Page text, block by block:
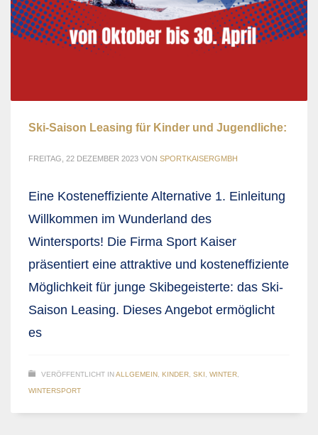
Ski-Saison Leasing für Kinder und Jugendliche:
FREITAG, 22 DEZEMBER 2023 VON SPORTKAISERGMBH
Eine Kosteneffiziente Alternative 1. Einleitung
Willkommen im Wunderland des
Wintersports! Die Firma Sport Kaiser
präsentiert eine attraktive und kosteneffiziente
Möglichkeit für junge Skibegeisterte: das Ski-
Saison Leasing. Dieses Angebot ermöglicht
es
VERÖFFENTLICHT INALLGEMEIN KINDER SKI WINTER
WINTERSPORT